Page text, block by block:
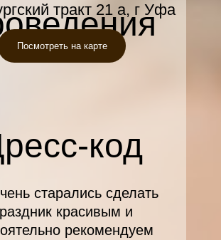
тракт 21 а, г Уфа
Посмотреть на карте
старались сделать
красивым и
рекомендуем
код